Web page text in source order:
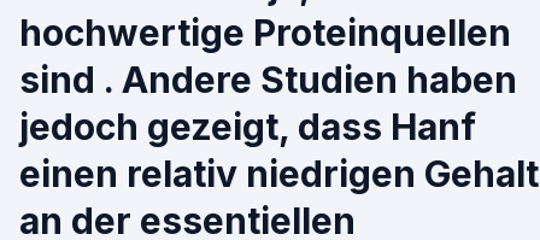
hochwertige Proteinquellen
sind . Andere Studien haben
jedoch gezeigt, dass Hanf
einen relativ niedrigen Gehalt
an der essentiellen